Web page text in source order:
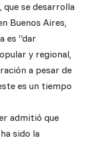
que se desarrolla
Buenos Aires,
es “dar
y regional,
a pesar de
es un tiempo
admitió que
sido la